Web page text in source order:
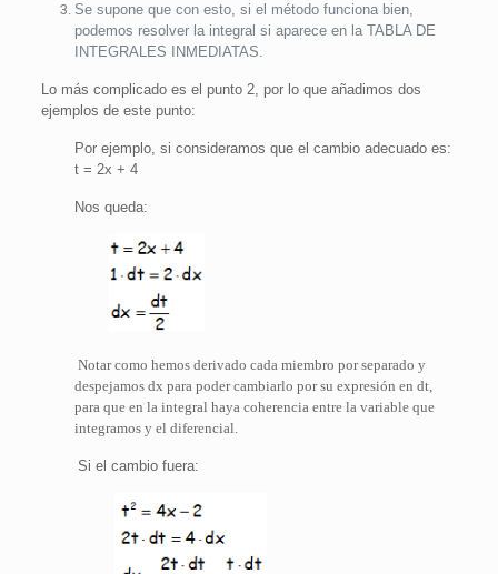
Se supone que con esto, si el método funciona bien,
podemos resolver la integral si aparece en la TABLA DE
INTEGRALES INMEDIATAS.
Lo más complicado es el punto 2, por lo que añadimos dos
ejemplos de este punto:
Por ejemplo, si consideramos que el cambio adecuado es:
t = 2x + 4
Nos queda:
Notar como hemos derivado cada miembro por separado y
despejamos dx para poder cambiarlo por su expresión en dt,
para que en la integral haya coherencia entre la variable que
integramos y el diferencial.
Si el cambio fuera: